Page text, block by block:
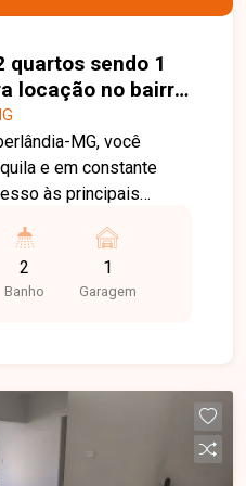
quartos sendo 1
MG
MG, você
e em constante
às principais
farmácias e diversos
e qualidade
boa
ventilação,
o dia a dia. O
e portaria física,
2
Banho
1
Garagem